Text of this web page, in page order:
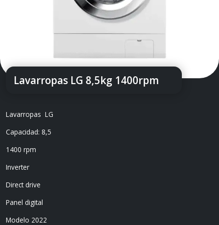
Lavarropas LG 8,5kg 1400rpm
Lavarropas LG
Capacidad: 8,5
1400 rpm
Inverter
Direct drive
Panel digital
Modelo 2022